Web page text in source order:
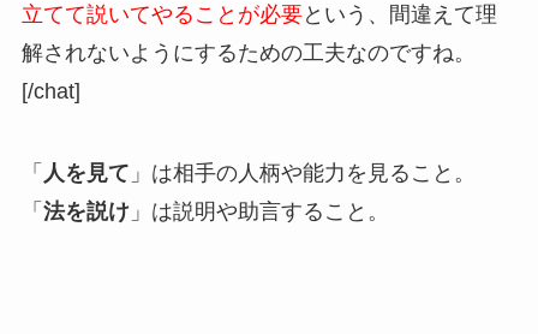
立てて説いてやることが必要という、間違えて理
解されないようにするための工夫なのですね。
[/chat]
「 人を見て 」は相手の人柄や能力を見ること。
「 法を説け」は説明や助言すること。